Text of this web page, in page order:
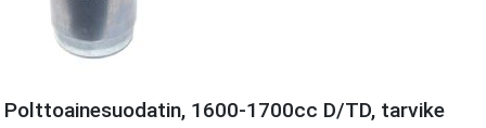
Polttoainesuodatin, 1600-1700cc D/TD, tarvike